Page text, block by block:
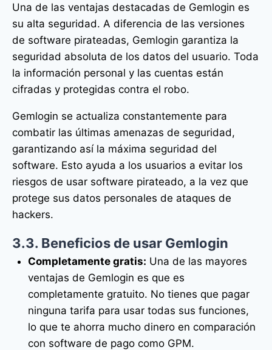
Una de las ventajas destacadas de Gemlogin es
su alta seguridad. A diferencia de las versiones
de software pirateadas, Gemlogin garantiza la
seguridad absoluta de los datos del usuario. Toda
la información personal y las cuentas están
cifradas y protegidas contra el robo.
Gemlogin se actualiza constantemente para
combatir las últimas amenazas de seguridad,
garantizando así la máxima seguridad del
software. Esto ayuda a los usuarios a evitar los
riesgos de usar software pirateado, a la vez que
protege sus datos personales de ataques de
hackers.
3.3. Beneficios de usar Gemlogin
Completamente gratis: Una de las mayores
ventajas de Gemlogin es que es
completamente gratuito. No tienes que pagar
ninguna tarifa para usar todas sus funciones,
lo que te ahorra mucho dinero en comparación
con software de pago como GPM.